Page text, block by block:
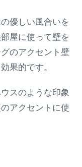
優しい風合いを
屋に使って壁を
のアクセント壁
果的です。
スのような印象
アクセントに使